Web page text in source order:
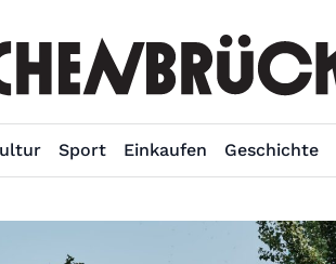
Sport Einkaufen Geschichte